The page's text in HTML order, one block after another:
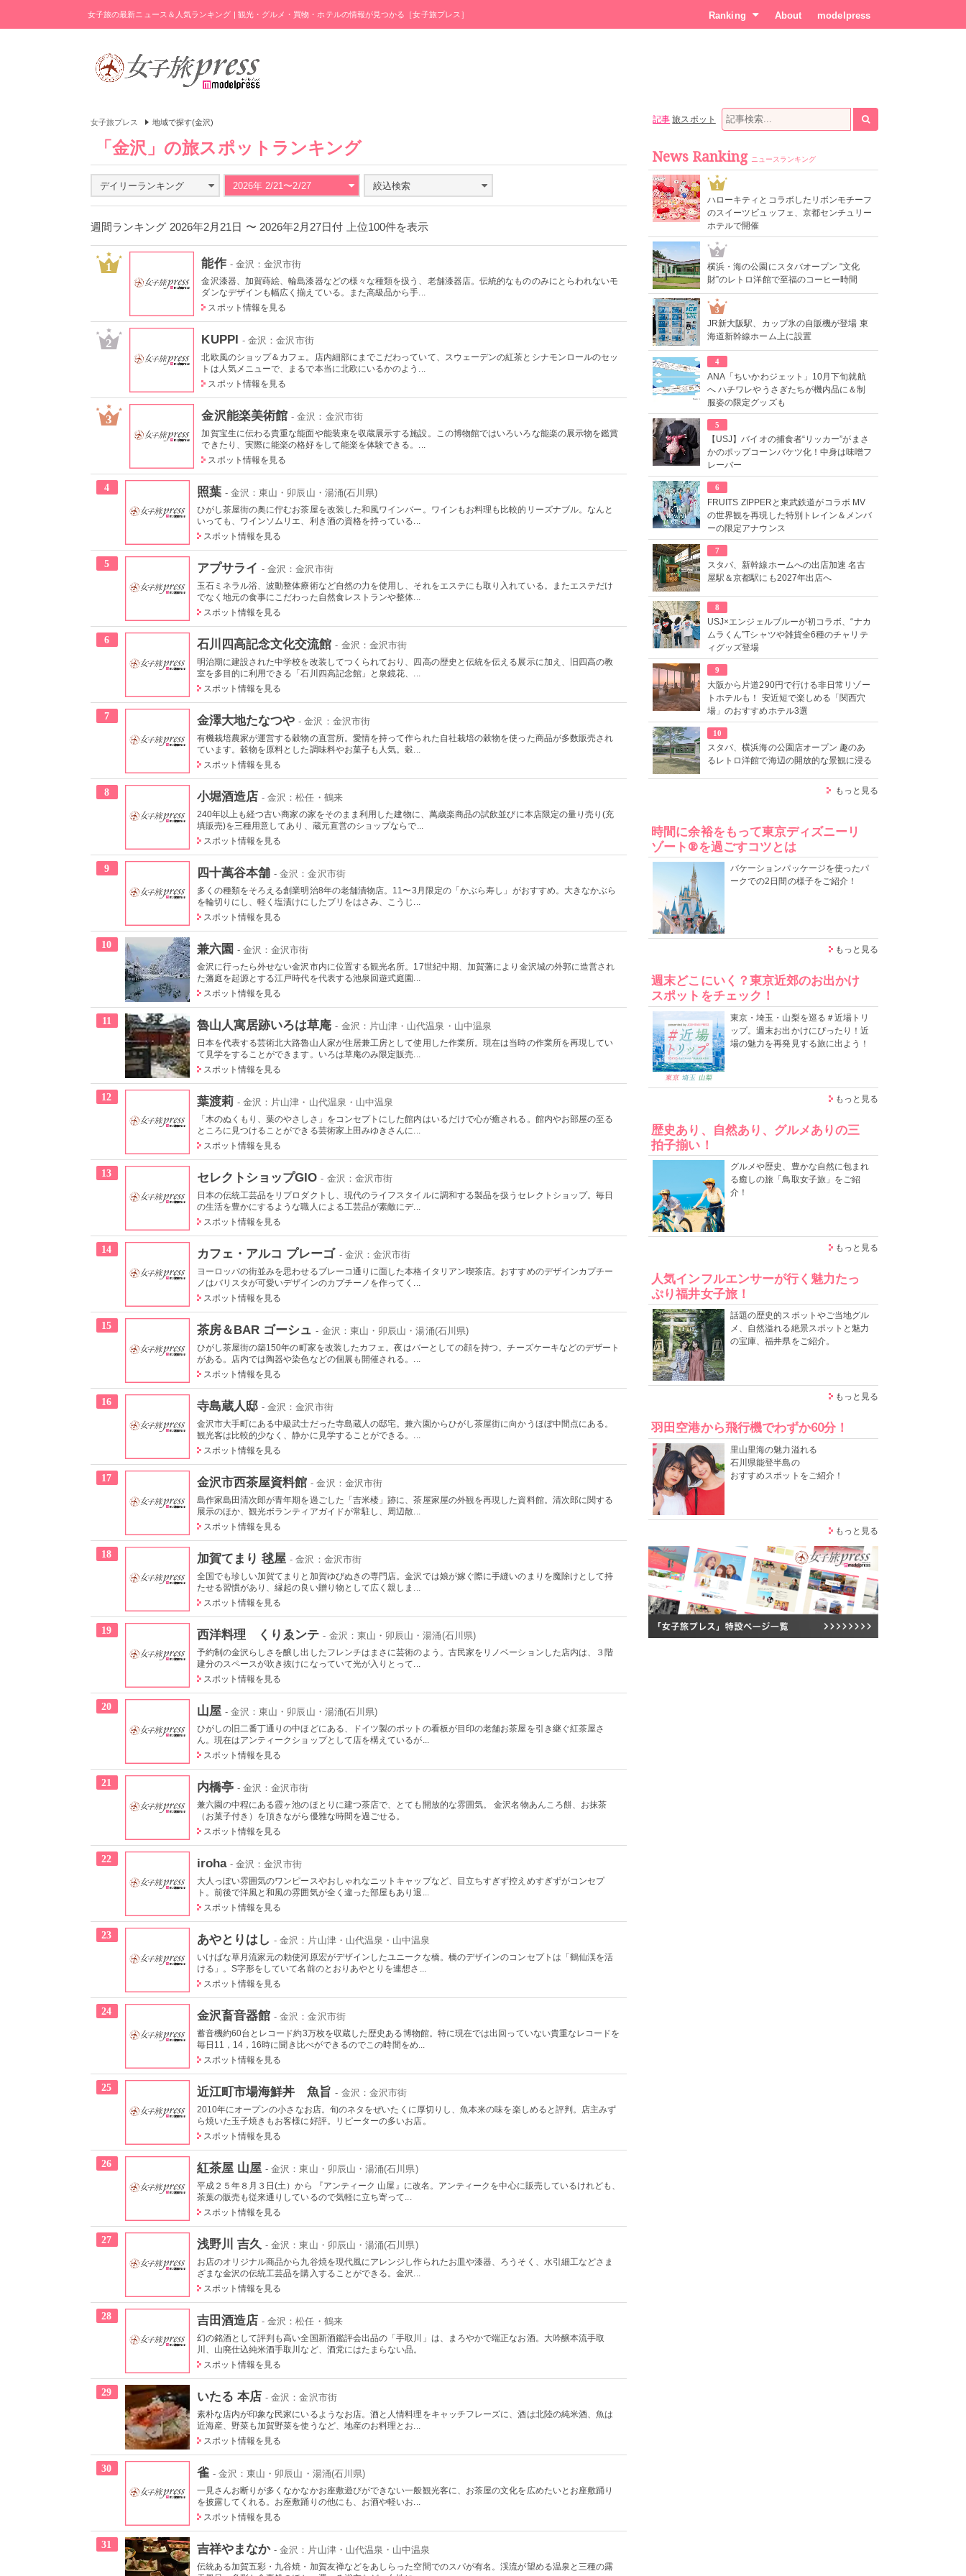
女子旅の最新ニュース＆人気ランキング | 観光・グルメ・買物・ホテルの情報が見つかる［女子旅プレス］ Ranking About modelpress
女子旅プレス 地域で探す(金沢)
「金沢」の旅スポットランキング
デイリーランキング 2026年 2/21〜2/27 絞込検索
週間ランキング 2026年2月21日 〜 2026年2月27日付 上位100件を表示
1 能作 - 金沢：金沢市街
金沢漆器、加賀蒔絵、輪島漆器などの様々な種類を扱う、老舗漆器店。伝統的なもののみにとらわれないモ
ダンなデザインも幅広く揃えている。また高級品から手...
スポット情報を見る
2 KUPPI - 金沢：金沢市街
北欧風のショップ＆カフェ。店内細部にまでこだわっていて、スウェーデンの紅茶とシナモンロールのセッ
トは人気メニューで、まるで本当に北欧にいるかのよう...
スポット情報を見る
3 金沢能楽美術館 - 金沢：金沢市街
加賀宝生に伝わる貴重な能面や能装束を収蔵展示する施設。この博物館ではいろいろな能楽の展示物を鑑賞
できたり、実際に能楽の格好をして能楽を体験できる。...
スポット情報を見る
4 照葉 - 金沢：東山・卯辰山・湯涌(石川県)
ひがし茶屋街の奥に佇むお茶屋を改装した和風ワインバー。ワインもお料理も比較的リーズナブル。なんと
いっても、ワインソムリエ、利き酒の資格を持っている...
スポット情報を見る
5 アプサライ - 金沢：金沢市街
玉石ミネラル浴、波動整体療術など自然の力を使用し、それをエステにも取り入れている。またエステだけ
でなく地元の食事にこだわった自然食レストランや整体...
スポット情報を見る
6 石川四高記念文化交流館 - 金沢：金沢市街
明治期に建設された中学校を改装してつくられており、四高の歴史と伝統を伝える展示に加え、旧四高の教
室を多目的に利用できる「石川四高記念館」と泉鏡花、...
スポット情報を見る
7 金澤大地たなつや - 金沢：金沢市街
有機栽培農家が運営する穀物の直営所。愛情を持って作られた自社栽培の穀物を使った商品が多数販売され
ています。穀物を原料とした調味料やお菓子も人気。穀...
スポット情報を見る
8 小堀酒造店 - 金沢：松任・鶴来
240年以上も経つ古い商家の家をそのまま利用した建物に、萬歳楽商品の試飲並びに本店限定の量り売り(充
填販売)を三種用意してあり、蔵元直営のショップならで...
スポット情報を見る
9 四十萬谷本舗 - 金沢：金沢市街
多くの種類をそろえる創業明治8年の老舗漬物店。11〜3月限定の「かぶら寿し」がおすすめ。大きなかぶら
を輪切りにし、軽く塩漬けにしたブリをはさみ、こうじ...
スポット情報を見る
10 兼六園 - 金沢：金沢市街
金沢に行ったら外せない金沢市内に位置する観光名所。17世紀中期、加賀藩により金沢城の外郭に造営され
た藩庭を起源とする江戸時代を代表する池泉回遊式庭園...
スポット情報を見る
11 魯山人寓居跡いろは草庵 - 金沢：片山津・山代温泉・山中温泉
日本を代表する芸術北大路魯山人家が住居兼工房として使用した作業所。現在は当時の作業所を再現してい
て見学をすることができます。いろは草庵のみ限定販売...
スポット情報を見る
12 葉渡莉 - 金沢：片山津・山代温泉・山中温泉
「木のぬくもり、葉のやさしさ」をコンセプトにした館内はいるだけで心が癒される。館内やお部屋の至る
ところに見つけることができる芸術家上田みゆきさんに...
スポット情報を見る
13 セレクトショップGIO - 金沢：金沢市街
日本の伝統工芸品をリプロダクトし、現代のライフスタイルに調和する製品を扱うセレクトショップ。毎日
の生活を豊かにするような職人による工芸品が素敵にデ...
スポット情報を見る
14 カフェ・アルコ プレーゴ - 金沢：金沢市街
ヨーロッパの街並みを思わせるブレーコ通りに面した本格イタリアン喫茶店。おすすめのデザインカプチー
ノはバリスタが可愛いデザインのカプチーノを作ってく...
スポット情報を見る
15 茶房＆BAR ゴーシュ - 金沢：東山・卯辰山・湯涌(石川県)
ひがし茶屋街の築150年の町家を改装したカフェ。夜はバーとしての顔を持つ。チーズケーキなどのデザート
がある。店内では陶器や染色などの個展も開催される。...
スポット情報を見る
16 寺島蔵人邸 - 金沢：金沢市街
金沢市大手町にある中級武士だった寺島蔵人の邸宅。兼六園からひがし茶屋街に向かうほぼ中間点にある。
観光客は比較的少なく、静かに見学することができる。...
スポット情報を見る
17 金沢市西茶屋資料館 - 金沢：金沢市街
島作家島田清次郎が青年期を過ごした「吉米楼」跡に、茶屋家屋の外観を再現した資料館。清次郎に関する
展示のほか、観光ボランティアガイドが常駐し、周辺散...
スポット情報を見る
18 加賀てまり 毬屋 - 金沢：金沢市街
全国でも珍しい加賀てまりと加賀ゆびぬきの専門店。金沢では娘が嫁ぐ際に手縫いのまりを魔除けとして持
たせる習慣があり、縁起の良い贈り物として広く親しま...
スポット情報を見る
19 西洋料理 くりゑンテ - 金沢：東山・卯辰山・湯涌(石川県)
予約制の金沢らしさを醸し出したフレンチはまさに芸術のよう。古民家をリノベーションした店内は、３階
建分のスペースが吹き抜けになっていて光が入りとって...
スポット情報を見る
20 山屋 - 金沢：東山・卯辰山・湯涌(石川県)
ひがしの旧二番丁通りの中ほどにある、ドイツ製のポットの看板が目印の老舗お茶屋を引き継ぐ紅茶屋さ
ん。現在はアンティークショップとして店を構えているが...
スポット情報を見る
21 内橋亭 - 金沢：金沢市街
兼六園の中程にある霞ヶ池のほとりに建つ茶店で、とても開放的な雰囲気。 金沢名物あんころ餅、お抹茶
（お菓子付き）を頂きながら優雅な時間を過ごせる。
スポット情報を見る
22 iroha - 金沢：金沢市街
大人っぽい雰囲気のワンピースやおしゃれなニットキャップなど、目立ちすぎず控えめすぎずがコンセプ
ト。前後で洋風と和風の雰囲気が全く違った部屋もあり退...
スポット情報を見る
23 あやとりはし - 金沢：片山津・山代温泉・山中温泉
いけばな草月流家元の勅使河原宏がデザインしたユニークな橋。橋のデザインのコンセプトは「鶴仙渓を活
ける」。S字形をしていて名前のとおりあやとりを連想さ...
スポット情報を見る
24 金沢畜音器館 - 金沢：金沢市街
蓄音機約60台とレコード約3万枚を収蔵した歴史ある博物館。特に現在では出回っていない貴重なレコードを
毎日11，14，16時に聞き比べができるのでこの時間をめ...
スポット情報を見る
25 近江町市場海鮮丼 魚旨 - 金沢：金沢市街
2010年にオープンの小さなお店。旬のネタをぜいたくに厚切りし、魚本来の味を楽しめると評判。店主みず
ら焼いた玉子焼きもお客様に好評。リピーターの多いお店。
スポット情報を見る
26 紅茶屋 山屋 - 金沢：東山・卯辰山・湯涌(石川県)
平成２５年８月３日(土）から 『アンティーク 山屋』に改名。アンティークを中心に販売しているけれども、
茶葉の販売も従来通りしているので気軽に立ち寄って...
スポット情報を見る
27 浅野川 吉久 - 金沢：東山・卯辰山・湯涌(石川県)
お店のオリジナル商品から九谷焼を現代風にアレンジし作られたお皿や漆器、ろうそく、水引細工などさま
ざまな金沢の伝統工芸品を購入することができる。金沢...
スポット情報を見る
28 吉田酒造店 - 金沢：松任・鶴来
幻の銘酒として評判も高い全国新酒鑑評会出品の「手取川」は、まろやかで端正なお酒。大吟醸本流手取
川、山廃仕込純米酒手取川など、酒党にはたまらない品。
スポット情報を見る
29 いたる 本店 - 金沢：金沢市街
素朴な店内が印象な民家にいるようなお店。酒と人情料理をキャッチフレーズに、酒は北陸の純米酒、魚は
近海産、野菜も加賀野菜を使うなど、地産のお料理とお...
スポット情報を見る
30 雀 - 金沢：東山・卯辰山・湯涌(石川県)
一見さんお断りが多くなかなかお座敷遊びができない一般観光客に、お茶屋の文化を広めたいとお座敷踊り
を披露してくれる。お座敷踊りの他にも、お酒や軽いお...
スポット情報を見る
31 吉祥やまなか - 金沢：片山津・山代温泉・山中温泉
伝統ある加賀五彩・九谷焼・加賀友禅などをあしらった空間でのスパが有名。渓流が望める温泉と三種の露
記事 旅スポット
News Ranking ニュースランキング
1
ハローキティとコラボしたリボンモチーフ
のスイーツビュッフェ、京都センチュリー
ホテルで開催
2
横浜・海の公園にスタバオープン “文化
財”のレトロ洋館で至福のコーヒー時間
3
JR新大阪駅、カップ氷の自販機が登場 東
海道新幹線ホーム上に設置
4
ANA「ちいかわジェット」10月下旬就航
へ ハチワレやうさぎたちが機内品に＆制
服姿の限定グッズも
5
【USJ】バイオの捕食者“リッカー”がまさ
かのポップコーンバケツ化！中身は味噌フ
レーバー
6
FRUITS ZIPPERと東武鉄道がコラボ MV
の世界観を再現した特別トレイン＆メンバ
ーの限定アナウンス
7
スタバ、新幹線ホームへの出店加速 名古
屋駅＆京都駅にも2027年出店へ
8
USJ×エンジェルブルーが初コラボ、“ナカ
ムラくん”Tシャツや雑貨全6種のチャリテ
ィグッズ登場
9
大阪から片道290円で行ける非日常リゾー
トホテルも！ 安近短で楽しめる「関西穴
場」のおすすめホテル3選
10
スタバ、横浜海の公園店オープン 趣のあ
るレトロ洋館で海辺の開放的な景観に浸る
もっと見る
時間に余裕をもって東京ディズニーリ
ゾート®を過ごすコツとは
バケーションパッケージを使ったパ
ークでの2日間の様子をご紹介！
もっと見る
週末どこにいく？東京近郊のお出かけ
スポットをチェック！
東京・埼玉・山梨を巡る＃近場トリ
ップ。週末お出かけにぴったり！近
場の魅力を再発見する旅に出よう！
もっと見る
歴史あり、自然あり、グルメありの三
拍子揃い！
グルメや歴史、豊かな自然に包まれ
る癒しの旅「鳥取女子旅」をご紹
介！
もっと見る
人気インフルエンサーが行く魅力たっ
ぷり福井女子旅！
話題の歴史的スポットやご当地グル
メ、自然溢れる絶景スポットと魅力
の宝庫、福井県をご紹介。
もっと見る
羽田空港から飛行機でわずか60分！
里山里海の魅力溢れる
石川県能登半島の
おすすめスポットをご紹介！
もっと見る